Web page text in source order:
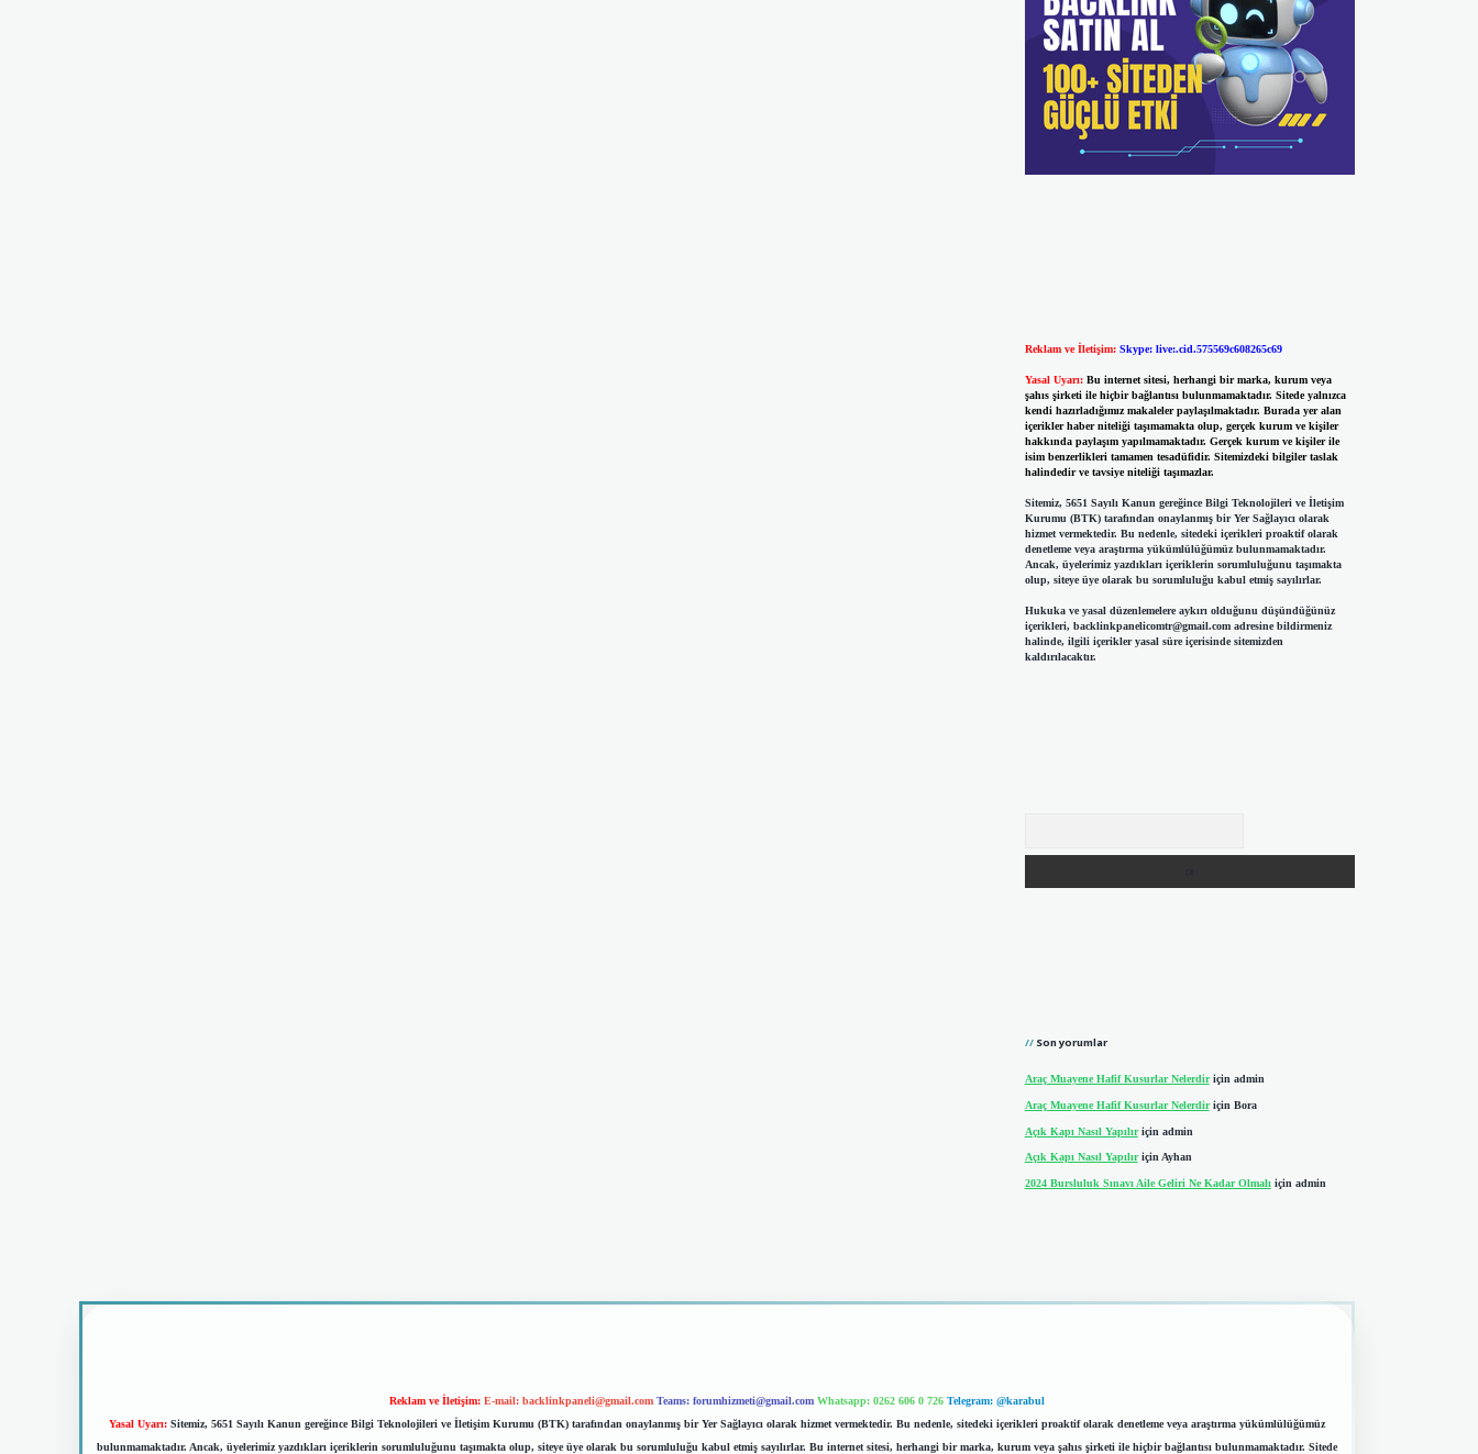
Reklam ve İletişim: Skype: live:.cid.575569c608265c69
Yasal Uyarı: Bu internet sitesi, herhangi bir marka, kurum veya
şahıs şirketi ile hiçbir bağlantısı bulunmamaktadır. Sitede yalnızca
kendi hazırladığımız makaleler paylaşılmaktadır. Burada yer alan
içerikler haber niteliği taşımamakta olup, gerçek kurum ve kişiler
hakkında paylaşım yapılmamaktadır. Gerçek kurum ve kişiler ile
isim benzerlikleri tamamen tesadüfidir. Sitemizdeki bilgiler taslak
halindedir ve tavsiye niteliği taşımazlar.
Sitemiz, 5651 Sayılı Kanun gereğince Bilgi Teknolojileri ve İletişim
Kurumu (BTK) tarafından onaylanmış bir Yer Sağlayıcı olarak
hizmet vermektedir. Bu nedenle, sitedeki içerikleri proaktif olarak
denetleme veya araştırma yükümlülüğümüz bulunmamaktadır.
Ancak, üyelerimiz yazdıkları içeriklerin sorumluluğunu taşımakta
olup, siteye üye olarak bu sorumluluğu kabul etmiş sayılırlar.
Hukuka ve yasal düzenlemelere aykırı olduğunu düşündüğünüz
içerikleri, backlinkpanelicomtr@gmail.comadresine bildirmeniz
halinde, ilgili içerikler yasal süre içerisinde sitemizden
kaldırılacaktır.
Son yorumlar
Araç Muayene Hafif Kusurlar Nelerdiriçin admin
Araç Muayene Hafif Kusurlar Nelerdiriçin Bora
Açık Kapı Nasıl Yapılıriçin admin
Açık Kapı Nasıl Yapılıriçin Ayhan
2024 Bursluluk Sınavı Aile Geliri Ne Kadar Olmalıiçin admin
Reklam ve İletişim: E-mail: backlinkpaneli@gmail.com Teams: forumhizmeti@gmail.com Whatsapp: 0262 606 0 726 Telegram: @karabul
Yasal Uyarı: Sitemiz, 5651 Sayılı Kanun gereğince Bilgi Teknolojileri ve İletişim Kurumu (BTK) tarafından onaylanmış bir Yer Sağlayıcı olarak hizmet vermektedir. Bu nedenle, sitedeki içerikleri proaktif olarak denetleme veya araştırma yükümlülüğümüz
bulunmamaktadır. Ancak, üyelerimiz yazdıkları içeriklerin sorumluluğunu taşımakta olup, siteye üye olarak bu sorumluluğu kabul etmiş sayılırlar. Bu internet sitesi, herhangi bir marka, kurum veya şahıs şirketi ile hiçbir bağlantısı bulunmamaktadır. Sitede